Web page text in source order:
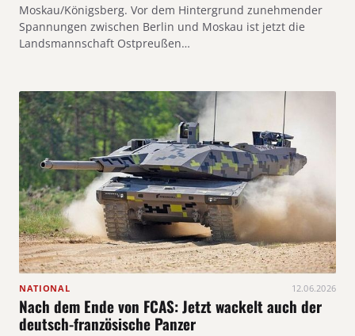
Moskau/Königsberg. Vor dem Hintergrund zunehmender
Spannungen zwischen Berlin und Moskau ist jetzt die
Landsmannschaft Ostpreußen…
NATIONAL 12.06.2026
Nach dem Ende von FCAS: Jetzt wackelt auch der
deutsch-französische Panzer